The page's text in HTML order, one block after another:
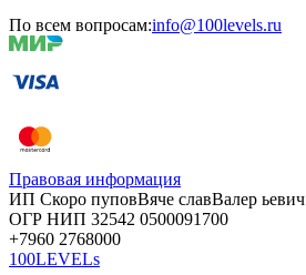
По всем вопросам:info@100levels.ru
Правовая информация
ИП Скоро пуповВяче славВалер ьевич
ОГР НИП 32542 0500091700
+7960 2768000
100LEVELs